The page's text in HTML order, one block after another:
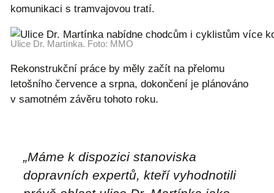
komunikaci s tramvajovou tratí.
Ulice Dr. Martínka. Foto: MMO
Rekonstrukční práce by měly začít na přelomu
letošního července a srpna, dokončení je plánováno
v samotném závěru tohoto roku.
„Máme k dispozici stanoviska
dopravních expertů, kteří vyhodnotili